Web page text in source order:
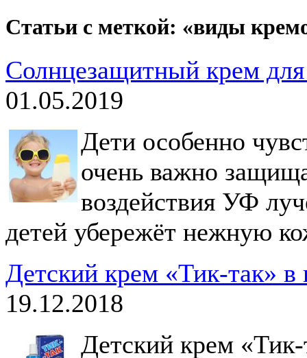
Статьи с меткой: «виды
Солнцезащитный крем
01.05.2019
Дети особенно
очень важно
воздействия УФ
детей убережёт нежную
Детский крем «Тик-так»
19.12.2018
Детский крем